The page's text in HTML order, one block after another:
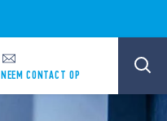
NEEM CONTACT OP